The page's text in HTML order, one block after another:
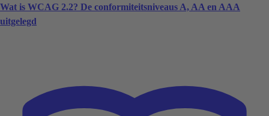
Wat is WCAG 2.2? De conformiteitsniveaus A, AA en AAA
uitgelegd